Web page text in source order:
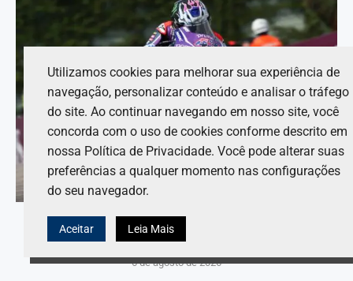
Jack Miller comenta que decisão pós-MotoGP está
próxima amid rumores da Yamaha no WSBK.
6 de agosto de 2026
Utilizamos cookies para melhorar sua experiência de
navegação, personalizar conteúdo e analisar o tráfego
do site. Ao continuar navegando em nosso site, você
concorda com o uso de cookies conforme descrito em
nossa Política de Privacidade. Você pode alterar suas
preferências a qualquer momento nas configurações
do seu navegador.
Aceitar Leia Mais